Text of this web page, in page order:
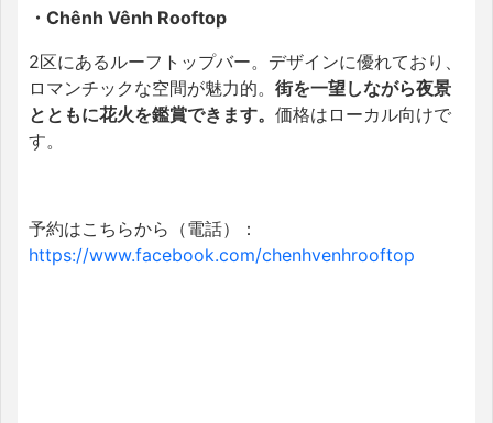
・ Chênh Vênh Rooftop
2区にあるルーフトップバー。デザインに優れており、
ロマンチックな空間が魅力的。 街を一望しながら夜景
とともに花火を鑑賞できます。 価格はローカル向けで
す。
予約はこちらから（電話）：
https://www.facebook.com/chenhvenhrooftop